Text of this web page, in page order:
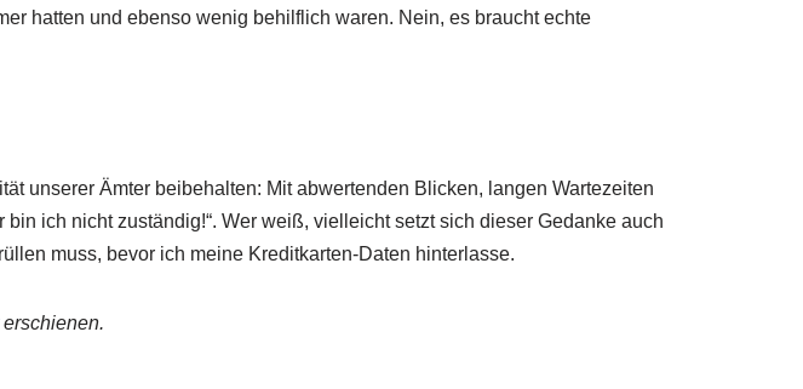
hatten und ebenso wenig behilflich waren. Nein, es braucht echte
unserer Ämter beibehalten: Mit abwertenden Blicken, langen Wartezeiten
ich nicht zuständig!“. Wer weiß, vielleicht setzt sich dieser Gedanke auch
muss, bevor ich meine Kreditkarten-Daten hinterlasse.
erschienen.